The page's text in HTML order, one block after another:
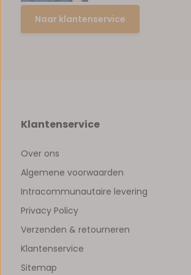
Naar klantenservice
Klantenservice
Over ons
Algemene voorwaarden
Intracommunautaire levering
Privacy Policy
Verzenden & retourneren
Klantenservice
Sitemap